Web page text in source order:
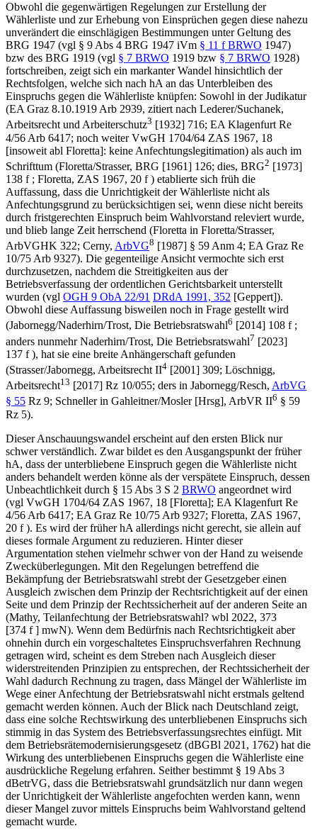
Obwohl die gegenwärtigen Regelungen zur Erstellung der
Wählerliste und zur Erhebung von Einsprüchen gegen diese nahezu
unverändert die einschlägigen Bestimmungen unter Geltung des
BRG 1947 (vgl § 9 Abs 4 BRG 1947 iVm § 11 f BRWO 1947)
bzw des BRG 1919 (vgl § 7 BRWO 1919 bzw § 7 BRWO 1928)
fortschreiben, zeigt sich ein markanter Wandel hinsichtlich der
Rechtsfolgen, welche sich nach hA an das Unterbleiben des
Einspruchs gegen die Wählerliste knüpfen: Sowohl in der Judikatur
(EA Graz 8.10.1919 Arb 2939, zitiert nach Lederer/Suchanek,
Arbeitsrecht und Arbeiterschutz3 [1932] 716; EA Klagenfurt Re
4/56 Arb 6417; noch weiterVwGH 1704/64 ZAS 1967, 18
[insoweit abl Floretta]: keine Anfechtungslegitimation) als auch im
Schrifttum (Floretta/Strasser, BRG [1961] 126; dies, BRG2 [1973]
138 f ; Floretta, ZAS 1967, 20 f ) etablierte sich früh die
Auffassung, dass die Unrichtigkeit der Wählerliste nicht als
Anfechtungsgrund zu berücksichtigen sei, wenn diese nicht bereits
durch fristgerechten Einspruch beim Wahlvorstand releviert wurde,
und blieb lange Zeit herrschend (Floretta in Floretta/Strasser,
ArbVGHK 322; Cerny, ArbVG8 [1987] § 59 Anm 4; EA Graz Re
10/75 Arb 9327). Die gegenteilige Ansicht vermochte sich erst
durchzusetzen, nachdem die Streitigkeiten aus der
Betriebsverfassung der ordentlichen Gerichtsbarkeit unterstellt
wurden (vgl OGH 9 ObA 22/91 DRdA 1991, 352 [Geppert]).
Obwohl diese Auffassung bisweilen noch in Frage gestellt wird
(Jabornegg/Naderhirn/Trost, Die Betriebsratswahl6 [2014] 108 f ;
anders nunmehrNaderhirn/Trost, Die Betriebsratswahl7 [2023]
137 f ), hat sie eine breite Anhängerschaft gefunden
(Strasser/Jabornegg, Arbeitsrecht II4 [2001] 309; Löschnigg,
Arbeitsrecht13 [2017] Rz 10/055; ders in Jabornegg/Resch, ArbVG
§ 55 Rz 9; Schnellerin Gahleitner/Mosler[Hrsg], ArbVR II6 § 59
Rz 5).
Dieser Anschauungswandel erscheint auf den ersten Blick nur
schwer verständlich. Zwar bildet es den Ausgangspunkt der früher
hA, dass der unterbliebene Einspruch gegen die Wählerliste nicht
anders behandelt werden könne als der verspätete Einspruch, dessen
Unbeachtlichkeit durch § 15 Abs 3 S 2 BRWO angeordnet wird
(vgl VwGH 1704/64 ZAS 1967, 18 [Floretta]; EA Klagenfurt Re
4/56 Arb 6417; EA Graz Re 10/75 Arb 9327; Floretta, ZAS 1967,
20 f ). Es wird der früher hA allerdings nicht gerecht, sie allein auf
dieses formale Argument zu reduzieren. Hinter dieser
Argumentation stehen vielmehr schwer von der Hand zu weisende
Zwecküberlegungen. Mit den Regelungen betreffend die
Bekämpfung der Betriebsratswahl strebt der Gesetzgeber einen
Ausgleich zwischen dem Prinzip der Rechtsrichtigkeit auf der einen
Seite und dem Prinzip der Rechtssicherheit auf der anderen Seite an
(Mathy, Teilanfechtung der Betriebsratswahl? wbl 2022, 373
[374 f ] mwN). Wenn dem Bedürfnis nach Rechtsrichtigkeit aber
ohnehin durch ein vorgeschaltetes Einspruchsverfahren Rechnung
getragen wird, scheint es dem Streben nach Ausgleich dieser
widerstreitenden Prinzipien zu entsprechen, der Rechtssicherheit der
Wahl dadurch Rechnung zu tragen, dass Mängel der Wählerliste im
Wege einer Anfechtung der Betriebsratswahl nicht erstmals geltend
gemacht werden können. Auch der Blick nach Deutschland zeigt,
dass eine solche Rechtswirkung des unterbliebenen Einspruchs sich
stimmig in das System des Betriebsverfassungsrechtes einfügt. Mit
dem Betriebsrätemodernisierungsgesetz (dBGBl 2021, 1762) hat die
Wirkung des unterbliebenen Einspruchs gegen die Wählerliste eine
ausdrückliche Regelung erfahren. Seither bestimmt § 19 Abs 3
dBetrVG, dass die Betriebsratswahl grundsätzlich nur dann wegen
der Unrichtigkeit der Wählerliste angefochten werden kann, wenn
dieser Mangel zuvor mittels Einspruchs beim Wahlvorstand geltend
gemacht wurde.